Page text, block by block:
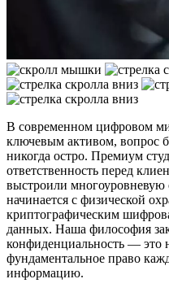
В современном цифровом
ключевым активом, вопрос
никогда остро. Премиум
ответственность перед
выстроили многоуровневую
начинается с физической
криптографическим
данных. Наша философия
конфиденциальность — это
фундаментальное право
информацию.